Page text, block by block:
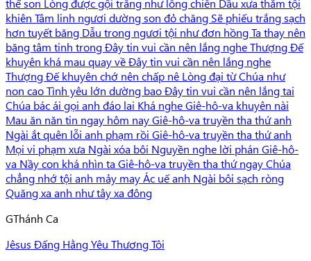
khiên Tâm linh ngươi dường son đỏ chăng Sẽ phiếu trắng sạch
hơn tuyết băng Dẫu trong ngươi tội như đơn hồng Ta thay nên
băng tâm tinh trong Đây tin vui cần nên lắng nghe Thượng Đế
khuyên khá mau quay về Đây tin vui cần nên lắng nghe
Thượng Đế khuyên chớ nên chấp nê Lòng đại từ Chúa như
non cao Tình yêu lớn dường bao Đây tin vui cần nên lắng tai
Chúa bác ái gọi anh đáo lai Khá nghe Giê-hô-va khuyên nài
Mau ăn năn tin ngay hôm nay Giê-hô-va truyền tha thứ anh
Ngài ắt quên lỗi anh phạm rồi Giê-hô-va truyền tha thứ anh
Mọi vi phạm xưa Ngài xóa bôi Nguyền nghe lời phán Giê-hô-
va Nầy con khá nhìn ta Giê-hô-va truyền tha thứ ngay Chúa
chẳng nhớ tội anh mảy may Ác uế anh Ngài bôi sạch ròng
Quăng xa anh như tây xa đông
GThánh Ca
Jêsus Đấng Hằng Yêu Thương Tôi